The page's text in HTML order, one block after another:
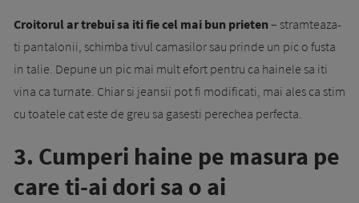
Croitorul ar trebui sa iti fie cel mai bun prieten – stramteaza-
ti pantalonii, schimba tivul camasilor sau prinde un pic o fusta
in talie. Depune un pic mai mult efort pentru ca hainele sa iti
vina ca turnate. Chiar si jeansii pot fi modificati, mai ales ca stim
cu toatele cat este de greu sa gasesti perechea perfecta.
3. Cumperi haine pe masura pe
care ti-ai dori sa o ai